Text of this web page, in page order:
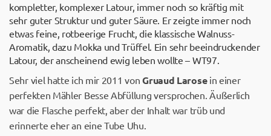
kompletter, komplexer Latour, immer noch so kräftig mit
sehr guter Struktur und guter Säure. Er zeigte immer noch
etwas feine, rotbeerige Frucht, die klassische Walnuss-
Aromatik, dazu Mokka und Trüffel. Ein sehr beeindruckender
Latour, der anscheinend ewig leben wollte – WT97.
Sehr viel hatte ich mir 2011 von Gruaud Larosein einer
perfekten Mähler Besse Abfüllung versprochen. Äußerlich
war die Flasche perfekt, aber der Inhalt war trüb und
erinnerte eher an eine Tube Uhu.